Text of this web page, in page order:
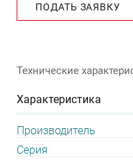
ПОДАТЬ ЗАЯВКУ
Технические
Характеристика
Производитель
Серия